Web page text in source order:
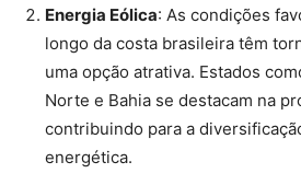
Energia Eólica: As condições
longo da costa brasileira têm
uma opção atrativa. Estados
Norte e Bahia se destacam na
contribuindo para a
energética.